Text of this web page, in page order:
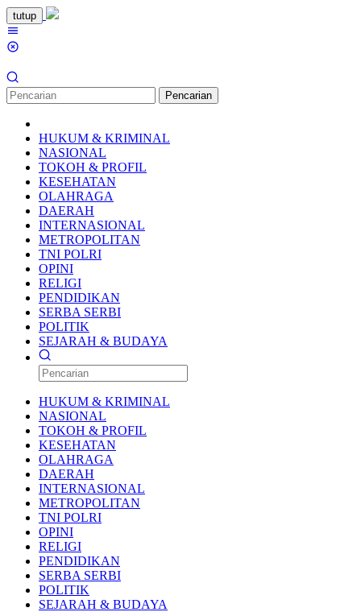
Loncat
ke
konten
tutup
Pencarian
HUKUM & KRIMINAL
NASIONAL
TOKOH & PROFIL
KESEHATAN
OLAHRAGA
DAERAH
INTERNASIONAL
METROPOLITAN
TNI POLRI
OPINI
RELIGI
PENDIDIKAN
SERBA SERBI
POLITIK
SEJARAH & BUDAYA
HUKUM & KRIMINAL
NASIONAL
TOKOH & PROFIL
KESEHATAN
OLAHRAGA
DAERAH
INTERNASIONAL
METROPOLITAN
TNI POLRI
OPINI
RELIGI
PENDIDIKAN
SERBA SERBI
POLITIK
SEJARAH & BUDAYA